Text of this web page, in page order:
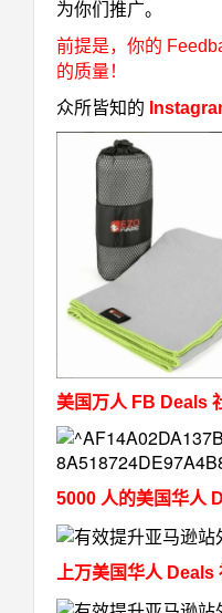
为你们推广。
前提是，你的
的质量！
众所皆知的
美国万人 FB Deals
5000 人的美国华人
上万美国华人 Deals